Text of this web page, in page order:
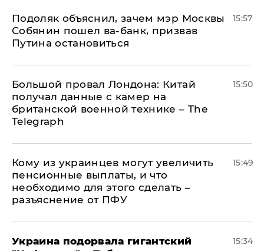
Подоляк объяснил, зачем мэр Москвы
Собянин пошел ва-банк, призвав
Путина остановиться
15:57
Большой провал Лондона: Китай
получал данные с камер на
британской военной технике – The
Telegraph
15:50
Кому из украинцев могут увеличить
пенсионные выплаты, и что
необходимо для этого сделать –
разъяснение от ПФУ
15:49
Украина подорвала гигантский
15:34